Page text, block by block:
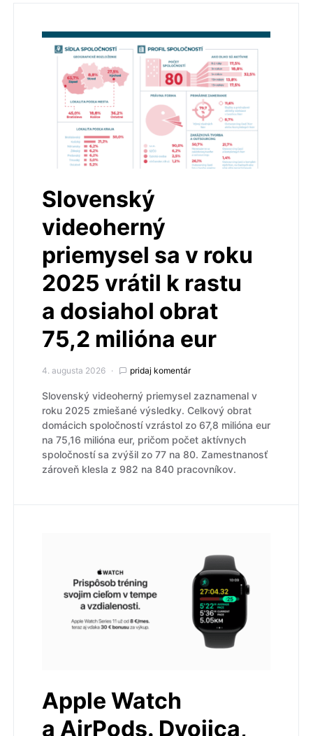
Slovenský
videoherný
priemysel sa v roku
2025 vrátil k rastu
a dosiahol obrat
75,2 milióna eur
4. augusta 2026 pridaj komentár
Slovenský videoherný priemysel zaznamenal v
roku 2025 zmiešané výsledky. Celkový obrat
domácich spoločností vzrástol zo 67,8 milióna eur
na 75,16 milióna eur, pričom počet aktívnych
spoločností sa zvýšil zo 77 na 80. Zamestnanosť
zároveň klesla z 982 na 840 pracovníkov.
Apple Watch
a AirPods. Dvojica,